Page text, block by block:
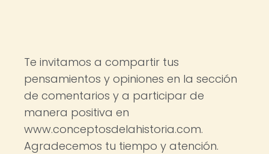
Te invitamos a compartir tus
pensamientos y opiniones en la sección
de comentarios y a participar de
manera positiva en
www.conceptosdelahistoria.com.
Agradecemos tu tiempo y atención.